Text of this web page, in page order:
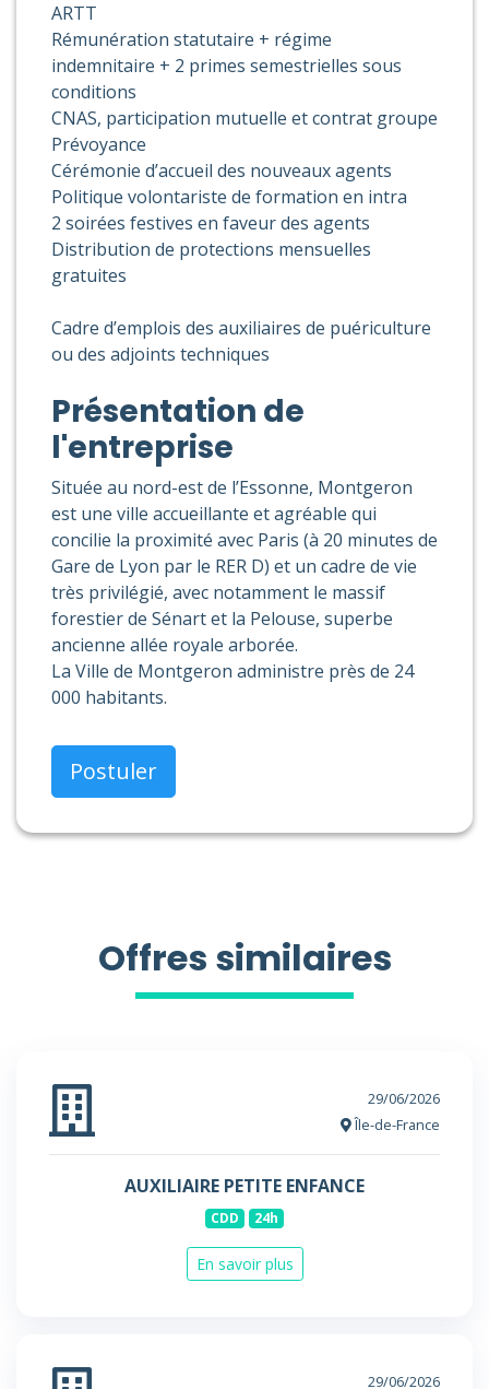
ARTT
Rémunération statutaire + régime
indemnitaire + 2 primes semestrielles sous
conditions
CNAS, participation mutuelle et contrat groupe
Prévoyance
Cérémonie d’accueil des nouveaux agents
Politique volontariste de formation en intra
2 soirées festives en faveur des agents
Distribution de protections mensuelles
gratuites
Cadre d’emplois des auxiliaires de puériculture
ou des adjoints techniques
Présentation de
l'entreprise
Située au nord-est de l’Essonne, Montgeron
est une ville accueillante et agréable qui
concilie la proximité avec Paris (à 20 minutes de
Gare de Lyon par le RER D) et un cadre de vie
très privilégié, avec notamment le massif
forestier de Sénart et la Pelouse, superbe
ancienne allée royale arborée.
La Ville de Montgeron administre près de 24
000 habitants.
Postuler
Offres similaires
29/06/2026
Île-de-France
AUXILIAIRE PETITE ENFANCE
CDD 24h
En savoir plus
29/06/2026